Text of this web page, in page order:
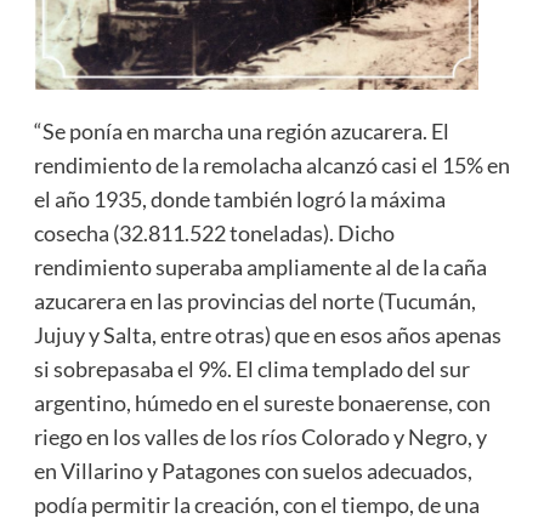
“Se ponía en marcha una región azucarera. El
rendimiento de la remolacha alcanzó casi el 15% en
el año 1935, donde también logró la máxima
cosecha (32.811.522 toneladas). Dicho
rendimiento superaba ampliamente al de la caña
azucarera en las provincias del norte (Tucumán,
Jujuy y Salta, entre otras) que en esos años apenas
si sobrepasaba el 9%. El clima templado del sur
argentino, húmedo en el sureste bonaerense, con
riego en los valles de los ríos Colorado y Negro, y
en Villarino y Patagones con suelos adecuados,
podía permitir la creación, con el tiempo, de una